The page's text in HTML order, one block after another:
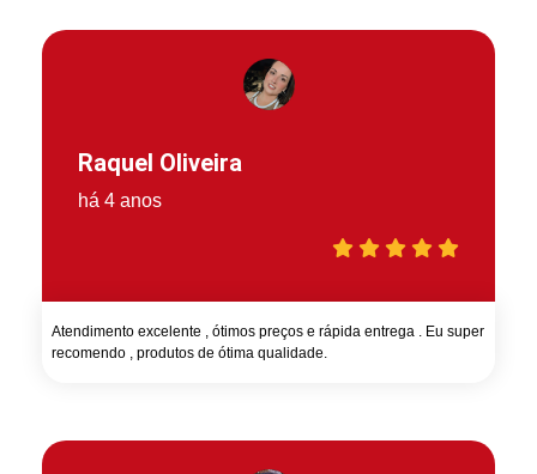
Raquel Oliveira
há 4 anos
Atendimento excelente , ótimos preços e rápida entrega . Eu super
recomendo , produtos de ótima qualidade.